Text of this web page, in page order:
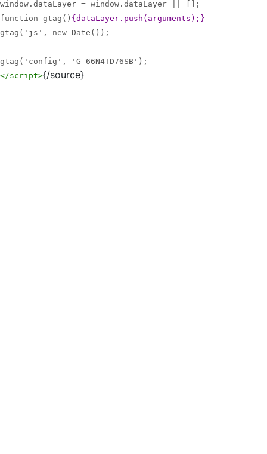
window.dataLayer = window.dataLayer || [];
function gtag() {dataLayer.push(arguments);}
gtag('js', new Date());
gtag('config', 'G-66N4TD76SB');
</script>{/source}